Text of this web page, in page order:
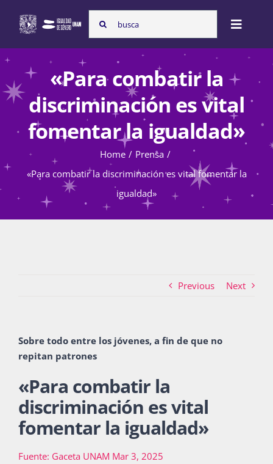
content
Search
for:
Toggle
Inicio
Nosotras
Programas
Atención de la violencia de género
Blog
«Para combatir la
discriminación es vital
fomentar la igualdad»
Home
Prensa
«Para combatir la discriminación es vital fomentar la
igualdad»
Previous Next
Sobre todo entre los jóvenes, a fin de que no
repitan patrones
«Para combatir la
discriminación es vital
fomentar la igualdad»
Fuente: Gaceta UNAM Mar 3, 2025